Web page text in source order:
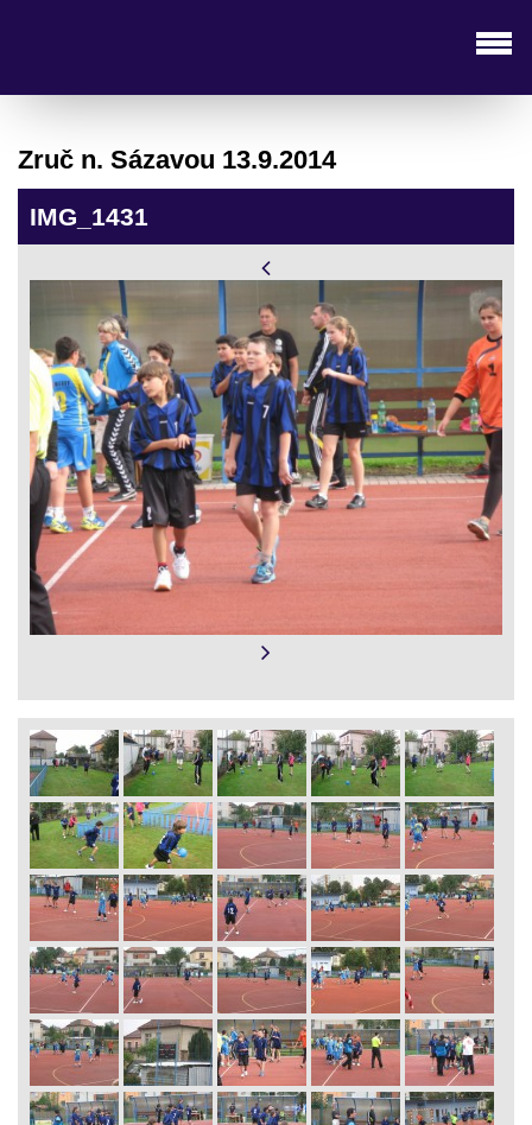
Zruč n. Sázavou 13.9.2014
IMG_1431